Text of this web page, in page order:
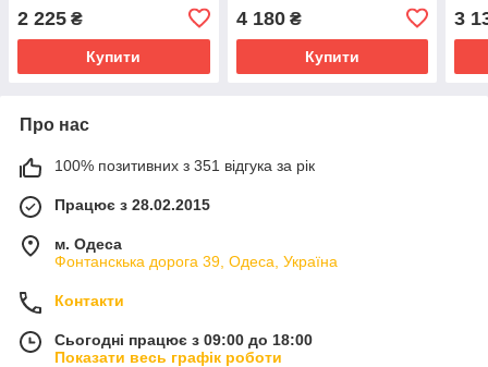
2 225 ₴
Купити
4 180₴
Купити
АКБ
3
Про нас
100% позитивних з 351 відгука за рік
Працює з 28.02.2015
м. Одеса
Фонтанскька дорога 39, Одеса, Україна
Контакти
Сьогодні працює з 09:00 до 18:00
Показати весь графік роботи